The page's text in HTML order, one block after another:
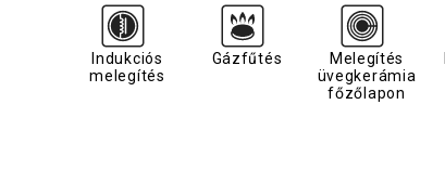
Indukciós
melegítés
Gázfűtés
Melegítés
üvegkerámia
főzőlapon